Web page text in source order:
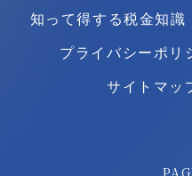
知って得する税金知識
プライバシーポリ
サイトマッ